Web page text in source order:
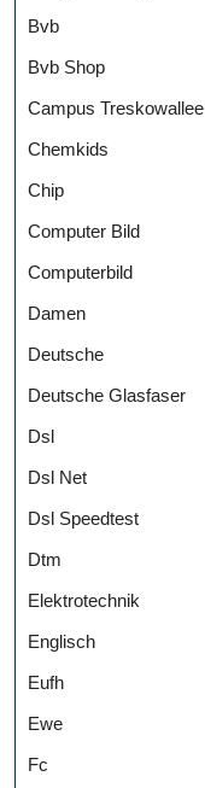
Bvb
Bvb Shop
Campus Treskowallee
Chemkids
Chip
Computer Bild
Computerbild
Damen
Deutsche
Deutsche Glasfaser
Dsl
Dsl Net
Dsl Speedtest
Dtm
Elektrotechnik
Englisch
Eufh
Ewe
Fc